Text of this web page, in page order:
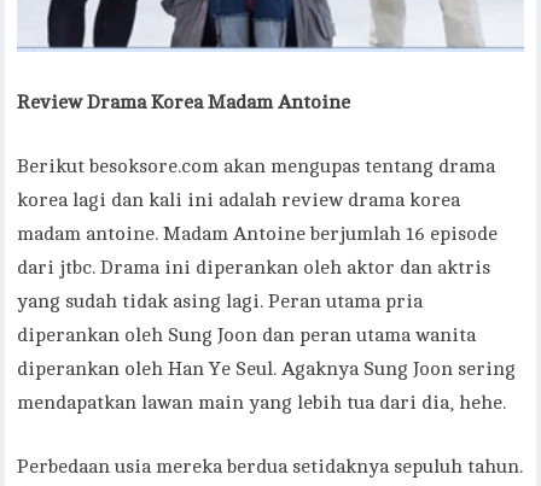
Review Drama Korea Madam Antoine
Berikut besoksore.com akan mengupas tentang drama
korea lagi dan kali ini adalah review drama korea
madam antoine. Madam Antoine berjumlah 16 episode
dari jtbc. Drama ini diperankan oleh aktor dan aktris
yang sudah tidak asing lagi. Peran utama pria
diperankan oleh Sung Joon dan peran utama wanita
diperankan oleh Han Ye Seul. Agaknya Sung Joon sering
mendapatkan lawan main yang lebih tua dari dia, hehe.
Perbedaan usia mereka berdua setidaknya sepuluh tahun.